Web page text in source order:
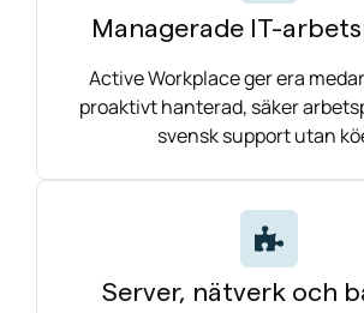
Managerade IT-
Active Workplace ger era
proaktivt hanterad, säker
svensk support utan
Server, nätverk och